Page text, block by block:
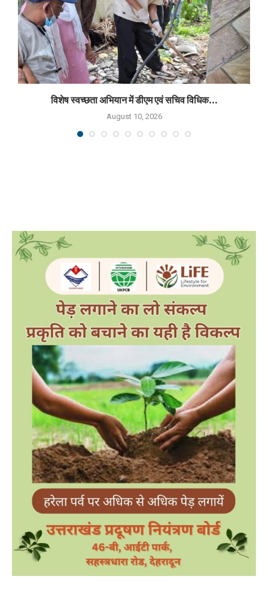
विशेष स्वच्छता अभियान में डीएम एवं सचिव विधिक...
August 10, 2026